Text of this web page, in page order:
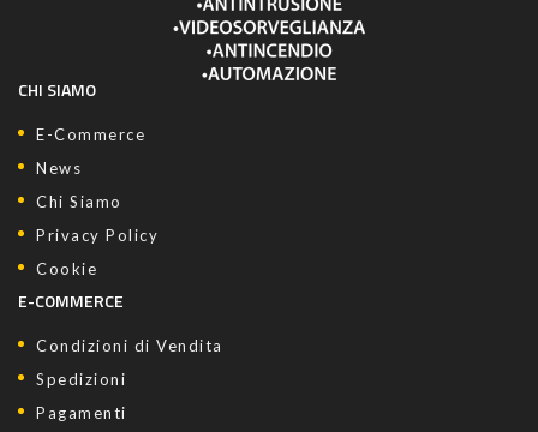
CHI SIAMO
E-Commerce
News
Chi Siamo
Privacy Policy
Cookie
E-COMMERCE
Condizioni di Vendita
Spedizioni
Pagamenti